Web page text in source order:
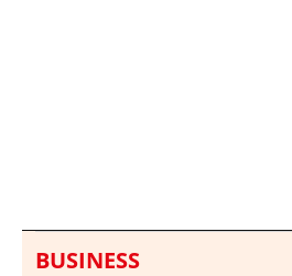
BUSINESS